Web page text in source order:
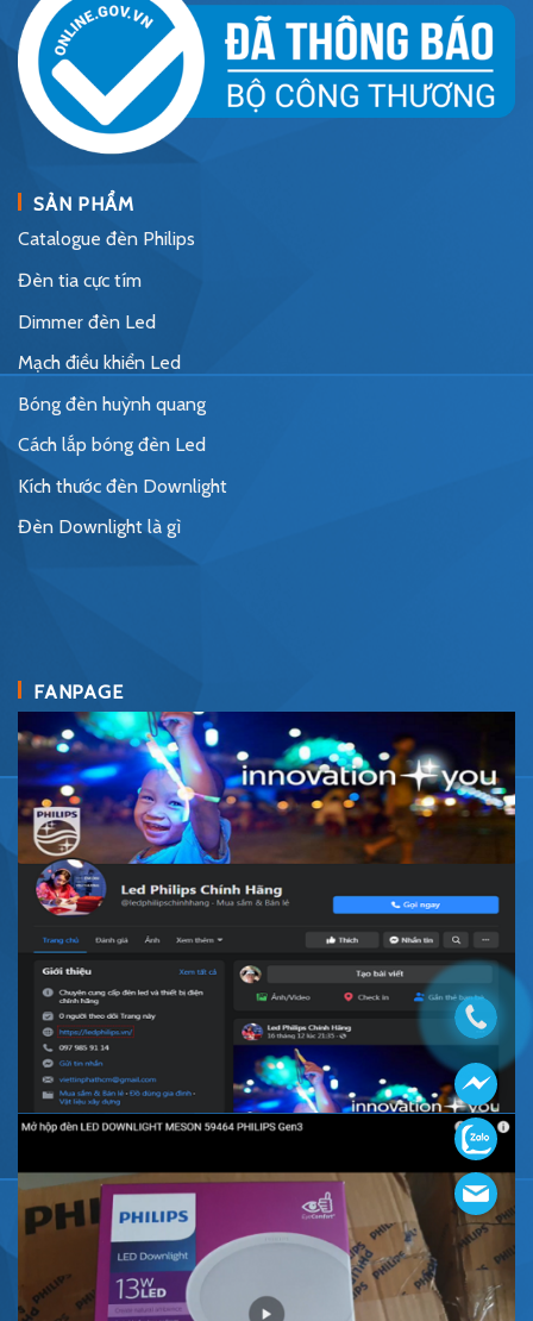
SẢN PHẨM
Catalogue đèn Philips
Đèn tia cực tím
Dimmer đèn Led
Mạch điều khiển Led
Bóng đèn huỳnh quang
Cách lắp bóng đèn Led
Kích thước đèn Downlight
Đèn Downlight là gì
FANPAGE